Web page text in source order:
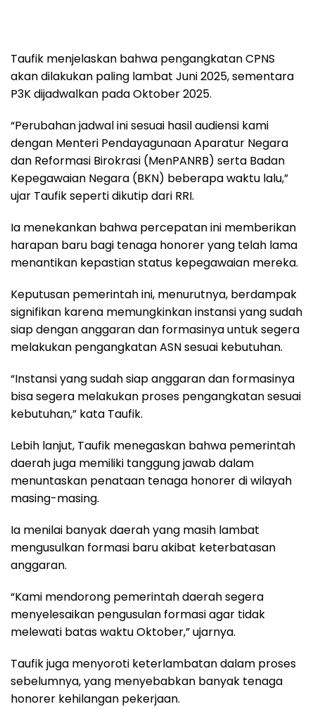
Taufik menjelaskan bahwa pengangkatan CPNS
akan dilakukan paling lambat Juni 2025, sementara
P3K dijadwalkan pada Oktober 2025.
“Perubahan jadwal ini sesuai hasil audiensi kami
dengan Menteri Pendayagunaan Aparatur Negara
dan Reformasi Birokrasi (MenPANRB) serta Badan
Kepegawaian Negara (BKN) beberapa waktu lalu,”
ujar Taufik seperti dikutip dari RRI.
Ia menekankan bahwa percepatan ini memberikan
harapan baru bagi tenaga honorer yang telah lama
menantikan kepastian status kepegawaian mereka.
Keputusan pemerintah ini, menurutnya, berdampak
signifikan karena memungkinkan instansi yang sudah
siap dengan anggaran dan formasinya untuk segera
melakukan pengangkatan ASN sesuai kebutuhan.
“Instansi yang sudah siap anggaran dan formasinya
bisa segera melakukan proses pengangkatan sesuai
kebutuhan,” kata Taufik.
Lebih lanjut, Taufik menegaskan bahwa pemerintah
daerah juga memiliki tanggung jawab dalam
menuntaskan penataan tenaga honorer di wilayah
masing-masing.
Ia menilai banyak daerah yang masih lambat
mengusulkan formasi baru akibat keterbatasan
anggaran.
“Kami mendorong pemerintah daerah segera
menyelesaikan pengusulan formasi agar tidak
melewati batas waktu Oktober,” ujarnya.
Taufik juga menyoroti keterlambatan dalam proses
sebelumnya, yang menyebabkan banyak tenaga
honorer kehilangan pekerjaan.